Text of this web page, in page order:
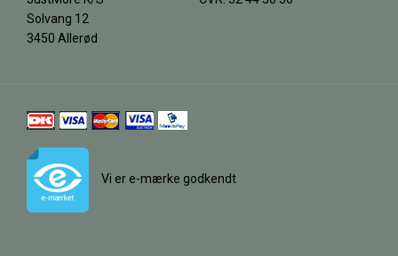
Solvang 12
3450 Allerød
Vi er e-mærke godkendt